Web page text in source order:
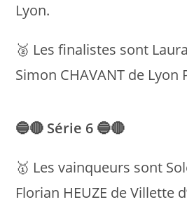
Lyon.
🥈 Les finalistes sont
Simon CHAVANT de Lyon
🔵🔴 Série 6 🔵🔴
🥇 Les vainqueurs sont
Florian HEUZE de Villette